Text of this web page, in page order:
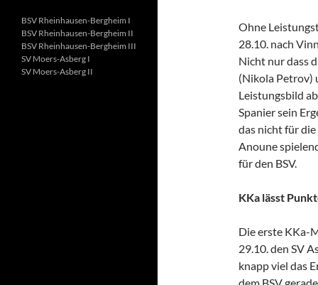
Ohne
28.10. nach
Nicht nur dass
(Nikola Petrov)
Leistungsbild
Spanier sein
das nicht für
Anoune
für den BSV.
KKa lässt
Die erste KKa-
29.10. den SV
knapp viel das
BSV Rheinhausen-Bergheim I
BSV Rheinhausen-Bergheim II
BSV Rheinhausen-Bergheim III
SV Moers-Asberg I
SV Moers-Asberg II